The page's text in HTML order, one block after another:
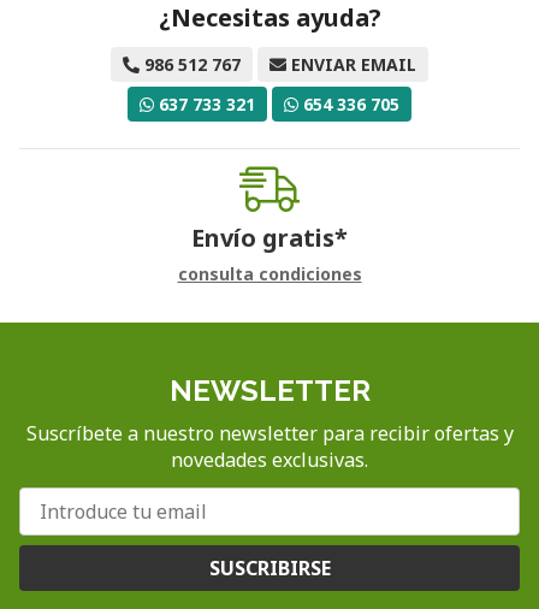
¿Necesitas ayuda?
986 512 767
ENVIAR EMAIL
637 733 321
654 336 705
Envío gratis*
consulta condiciones
NEWSLETTER
Suscríbete a nuestro newsletter para recibir ofertas y
novedades exclusivas.
SUSCRIBIRSE